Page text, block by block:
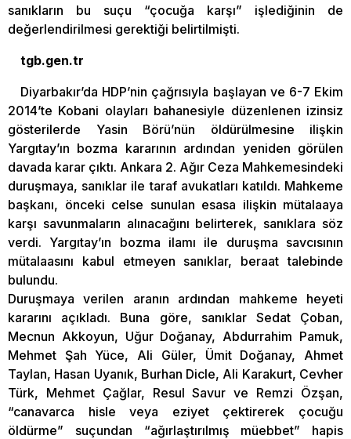
sanıkların bu suçu “çocuğa karşı” işlediğinin de
değerlendirilmesi gerektiği belirtilmişti.
tgb.gen.tr
Diyarbakır’da HDP’nin çağrısıyla başlayan ve 6-7 Ekim
2014’te Kobani olayları bahanesiyle düzenlenen izinsiz
gösterilerde Yasin Börü’nün öldürülmesine ilişkin
Yargıtay’ın bozma kararının ardından yeniden görülen
davada karar çıktı. Ankara 2. Ağır Ceza Mahkemesindeki
duruşmaya, sanıklar ile taraf avukatları katıldı. Mahkeme
başkanı, önceki celse sunulan esasa ilişkin mütalaaya
karşı savunmaların alınacağını belirterek, sanıklara söz
verdi. Yargıtay’ın bozma ilamı ile duruşma savcısının
mütalaasını kabul etmeyen sanıklar, beraat talebinde
bulundu.
Duruşmaya verilen aranın ardından mahkeme heyeti
kararını açıkladı. Buna göre, sanıklar Sedat Çoban,
Mecnun Akkoyun, Uğur Doğanay, Abdurrahim Pamuk,
Mehmet Şah Yüce, Ali Güler, Ümit Doğanay, Ahmet
Taylan, Hasan Uyanık, Burhan Dicle, Ali Karakurt, Cevher
Türk, Mehmet Çağlar, Resul Savur ve Remzi Özşan,
“canavarca hisle veya eziyet çektirerek çocuğu
öldürme” suçundan “ağırlaştırılmış müebbet” hapis